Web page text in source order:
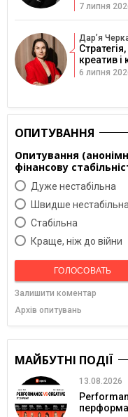
7 липня
Дарʼя
креатив і
6 липня
ОПИТУВАННЯ
Опитування
фінансову
Дуже нестабільна
Швидше нестабільна
Cтабільна
Краще, ніж до війни
ГОЛОСОВАТЬ
Залишити коментар
Архів опитувань
МАЙБУТНІ ПОДІЇ
13.08.2026